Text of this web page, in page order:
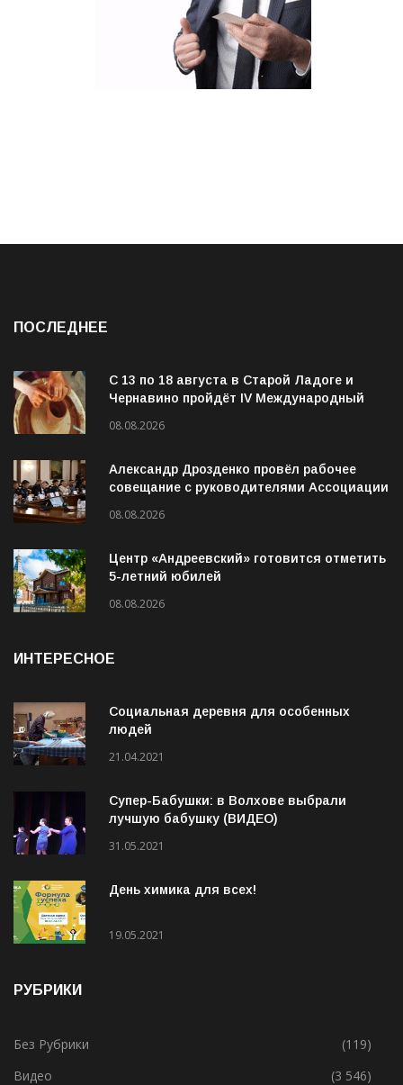
ПОСЛЕДНЕЕ
С 13 по 18 августа в Старой Ладоге и
Чернавино пройдёт IV Международный
08.08.2026
Александр Дрозденко провёл рабочее
совещание с руководителями Ассоциации
08.08.2026
Центр «Андреевский» готовится отметить
5-летний юбилей
08.08.2026
ИНТЕРЕСНОЕ
Социальная деревня для особенных
людей
21.04.2021
Супер-Бабушки: в Волхове выбрали
лучшую бабушку (ВИДЕО)
31.05.2021
День химика для всех!
19.05.2021
РУБРИКИ
Без Рубрики
(119)
Видео
(3 546)